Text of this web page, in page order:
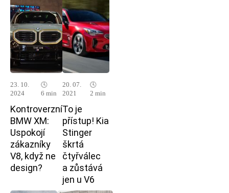
23. 10.
2024
🕓
6 min
Kontroverzní
BMW XM:
Uspokojí
zákazníky
V8, když ne
design?
20. 07.
2021
🕓
2 min
To je
přístup! Kia
Stinger
škrtá
čtyřválec
a zůstává
jen u V6